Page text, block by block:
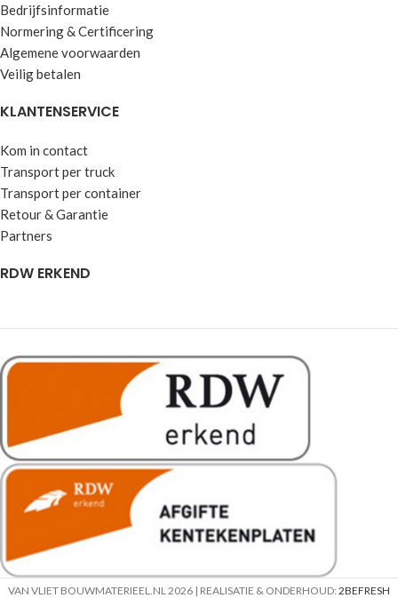
Bedrijfsinformatie
Normering & Certificering
Algemene voorwaarden
Veilig betalen
KLANTENSERVICE
Kom in contact
Transport per truck
Transport per container
Retour & Garantie
Partners
RDW ERKEND
VAN VLIET BOUWMATERIEEL.NL 2026 | REALISATIE & ONDERHOUD: 2BEFRESH